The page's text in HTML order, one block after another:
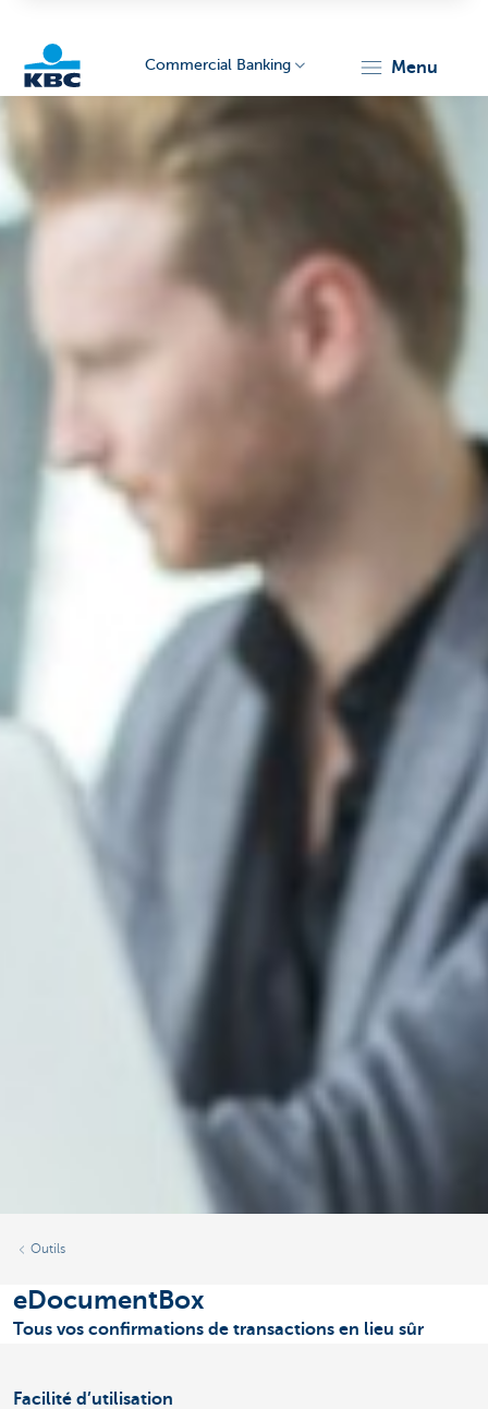
Commercial Banking menu
Outils
eDocumentBox
Tous vos confirmations de transactions en lieu sûr
Facilité d’utilisation